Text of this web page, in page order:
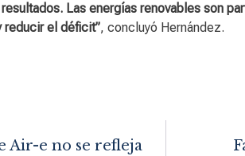
Las energías renovables son
reducir el déficit”, concluyó Hernández.
Air-e no se refleja